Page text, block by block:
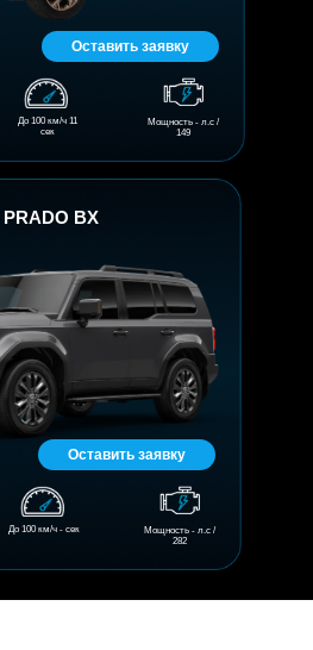
Мощность - л.с /
149
Оставить заявку
До 100 км/ч 11
сек
Мощность - л.с /
282
Оставить заявку
BX
До 100 км/ч - сек